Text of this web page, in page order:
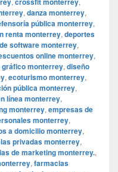
, danza monterrey,
pública monterrey,
renta monterrey, deportes
software monterrey,
online monterrey,
gráfico monterrey, diseño
, ecoturismo monterrey,
pública monterrey,
línea monterrey,
monterrey, empresas de
monterrey,
a domicilio monterrey,
privadas monterrey,
de marketing monterrey.,
, farmacias